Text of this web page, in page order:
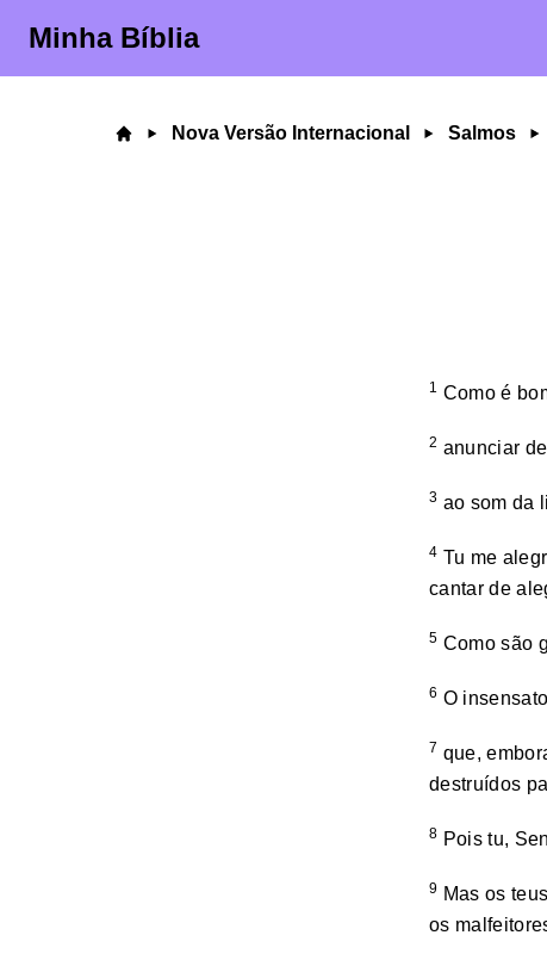
Minha Bíblia
Nova Versão Internacional Salmos
1 Como é
2 anunciar
3 ao som da
4 Tu me
cantar de
5 Como são
6 O
7 que,
destruídos
8 Pois tu,
9 Mas os
os